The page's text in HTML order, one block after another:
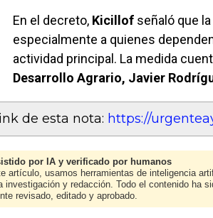
En el decreto, Kicillof señaló que
especialmente a quienes
actividad principal. La medida
Desarrollo Agrario, Javier
de esta nota: https://
por IA y verificado por humanos
artículo, usamos herramientas de inteligencia
investigación y redacción. Todo el contenido ha
revisado, editado y aprobado.